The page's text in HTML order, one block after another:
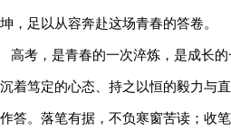
坤，足以从容奔赴这场青春的答卷。
高考，是青春的一次淬炼，是成长
沉着笃定的心态、持之以恒的毅力与
作答。落笔有据，不负寒窗苦读；收